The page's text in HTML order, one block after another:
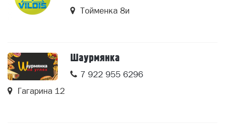
Тойменка 8и
Шаурмянка
7 922 955 6296
Гагарина 12